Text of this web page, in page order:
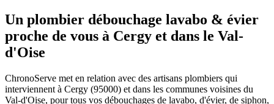
Un plombier débouchage lavabo & évier
proche de vous à Cergy et dans le Val-
d'Oise
ChronoServe met en relation avec des artisans plombiers qui
interviennent à Cergy (95000) et dans les communes voisines du
Val-d'Oise, pour tous vos débouchages de lavabo, d'évier, de siphon,